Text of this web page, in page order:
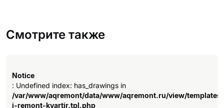
Смотрите также
Notice
: Undefined index: has_drawings in
/var/www/aqremont/data/www/aqremont.ru/view/
i-remont-kvartir.tpl.php